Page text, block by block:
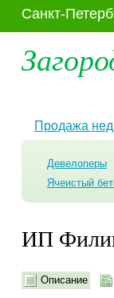
Санкт-
Продажа
Девелоперы
Ячеистый
ИП
Описание